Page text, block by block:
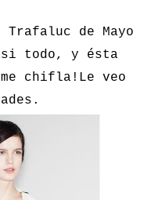
Trafaluc de Mayo
todo, y ésta
chifla!Le veo